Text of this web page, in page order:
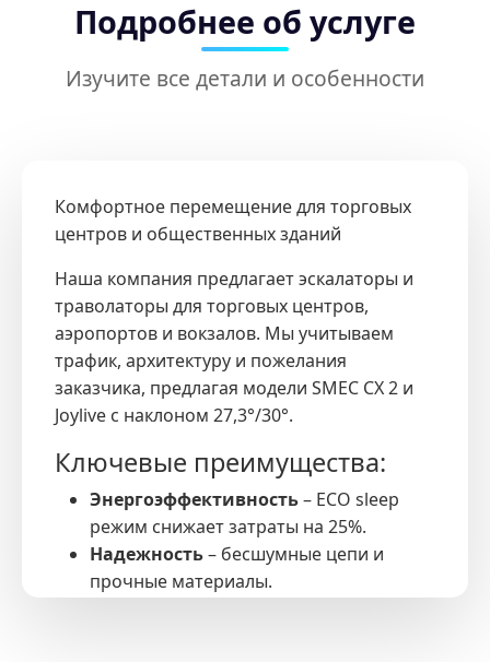
Подробнее об услуге
Изучите все детали и особенности
Комфортное перемещение для торговых
центров и общественных зданий
Наша компания предлагает эскалаторы и
траволаторы для торговых центров,
аэропортов и вокзалов. Мы учитываем
трафик, архитектуру и пожелания
заказчика, предлагая модели SMEC CX 2 и
Joylive с наклоном 27,3°/30°.
Ключевые преимущества:
Энергоэффективность– ECO sleep
режим снижает затраты на 25%.
Надежность– бесшумные цепи и
прочные материалы.